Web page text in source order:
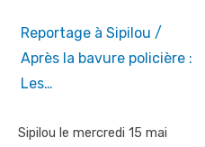
Reportage à Sipilou /
Après la bavure policière :
Les…
Sipilou le mercredi 15 mai